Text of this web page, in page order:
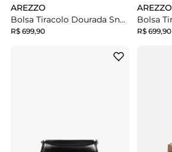
AREZZO
Bolsa Tiracolo Dourada Snake Pequena Corrente
R$ 699,90
AREZZO
R$ 699,90